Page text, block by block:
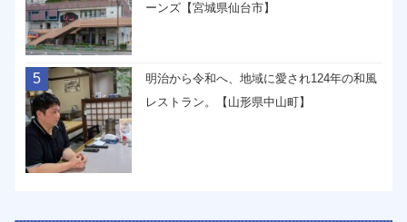
ーンズ【宮城県仙台市】
5
明治から令和へ、地域に愛され124年の和風
レストラン。【山形県中山町】